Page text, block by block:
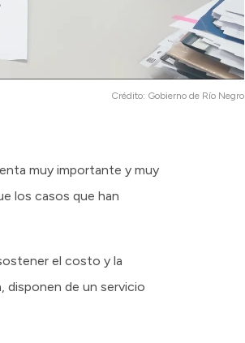
Crédito: Gobierno de Río Negro
muy importante y muy
los casos que han
el costo y la
disponen de un servicio